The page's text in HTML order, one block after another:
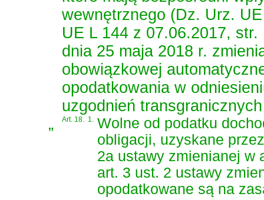
wewnętrznego (Dz. Urz.
UE L 144 z 07.06.2017,
dnia 25 maja 2018 r.
obowiązkowej
opodatkowania w
uzgodnień transgranicznych
„
Art. 18. 1.
Wolne od podatku
obligacji, uzyskane
2a ustawy zmienianej w
art. 3 ust. 2 ustawy
opodatkowane są na